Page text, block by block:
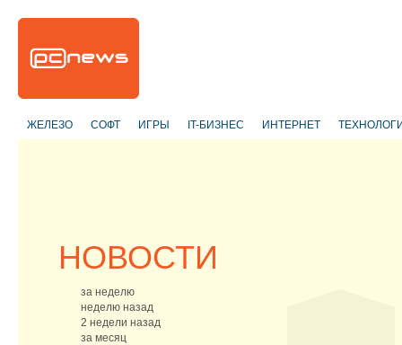
ЖЕЛЕЗО СОФТ ИГРЫ IT-БИЗНЕС ИНТЕРНЕТ
НОВОСТИ
за неделю
неделю назад
2 недели назад
за месяц